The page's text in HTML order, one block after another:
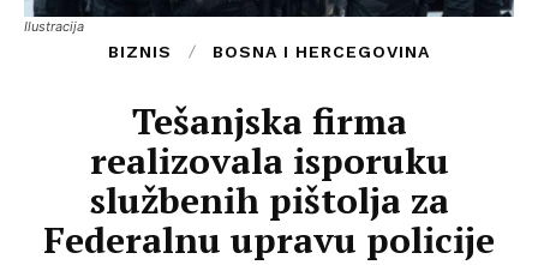
Ilustracija
BIZNIS BOSNA I HERCEGOVINA
Tešanjska firma
realizovala isporuku
službenih pištolja za
Federalnu upravu policije